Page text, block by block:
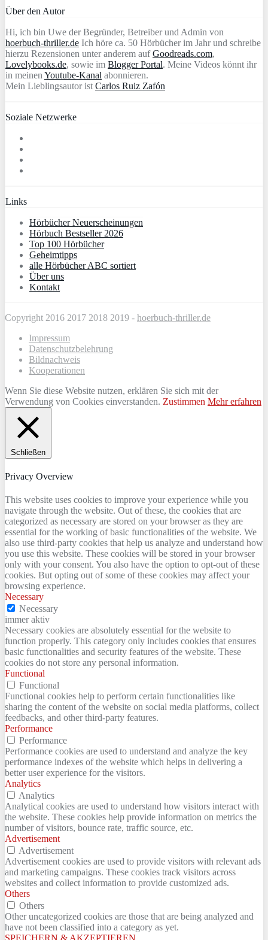
Über den Autor
Hi, ich bin Uwe der Begründer, Betreiber und Admin von
hoerbuch-thriller.de Ich höre ca. 50 Hörbücher im Jahr und schreibe
hierzu Rezensionen unter anderem aufGoodreads.com,
Lovelybooks.de, sowie im Blogger Portal. Meine Videos könnt ihr
in meinen Youtube-Kanal abonnieren.
Mein Lieblingsautor ist Carlos Ruiz Zafón
Soziale Netzwerke
Links
Hörbücher Neuerscheinungen
Hörbuch Bestseller 2026
Top 100 Hörbücher
Geheimtipps
alle Hörbücher ABC sortiert
Über uns
Kontakt
Copyright 2016 2017 2018 2019 - hoerbuch-thriller.de
Impressum
Datenschutzbelehrung
Bildnachweis
Kooperationen
Wenn Sie diese Website nutzen, erklären Sie sich mit der
Verwendung von Cookies einverstanden. Zustimmen Mehr erfahren
Schließen
Privacy Overview
This website uses cookies to improve your experience while you
navigate through the website. Out of these, the cookies that are
categorized as necessary are stored on your browser as they are
essential for the working of basic functionalities of the website. We
also use third-party cookies that help us analyze and understand how
you use this website. These cookies will be stored in your browser
only with your consent. You also have the option to opt-out of these
cookies. But opting out of some of these cookies may affect your
browsing experience.
Necessary
Necessary
immer aktiv
Necessary cookies are absolutely essential for the website to
function properly. This category only includes cookies that ensures
basic functionalities and security features of the website. These
cookies do not store any personal information.
Functional
Functional
Functional cookies help to perform certain functionalities like
sharing the content of the website on social media platforms, collect
feedbacks, and other third-party features.
Performance
Performance
Performance cookies are used to understand and analyze the key
performance indexes of the website which helps in delivering a
better user experience for the visitors.
Analytics
Analytics
Analytical cookies are used to understand how visitors interact with
the website. These cookies help provide information on metrics the
number of visitors, bounce rate, traffic source, etc.
Advertisement
Advertisement
Advertisement cookies are used to provide visitors with relevant ads
and marketing campaigns. These cookies track visitors across
websites and collect information to provide customized ads.
Others
Others
Other uncategorized cookies are those that are being analyzed and
have not been classified into a category as yet.
SPEICHERN & AKZEPTIEREN